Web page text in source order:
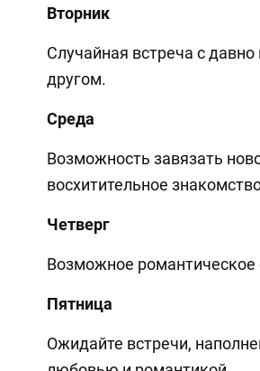
Вторник
Случайная встреча с
другом.
Среда
Возможность завязать
восхитительное
Четверг
Возможное романтическое
Пятница
Ожидайте встречи,